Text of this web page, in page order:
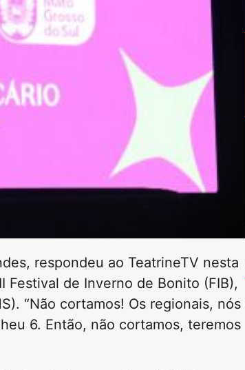
respondeu ao TeatrineTV nesta
Festival de Inverno de Bonito (FIB),
“Não cortamos! Os regionais, nós
6. Então, não cortamos, teremos